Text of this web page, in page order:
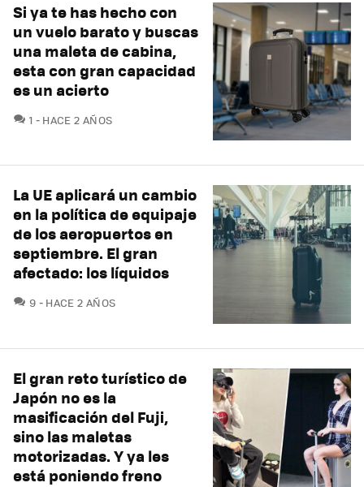
Si ya te has hecho con
un vuelo barato y buscas
una maleta de cabina,
esta con gran capacidad
es un acierto
1 COMENTARIOS
HACE 2 AÑOS
La UE aplicará un cambio
en la política de equipaje
de los aeropuertos en
septiembre. El gran
afectado: los líquidos
9 COMENTARIOS
HACE 2 AÑOS
El gran reto turístico de
Japón no es la
masificación del Fuji,
sino las maletas
motorizadas. Y ya les
está poniendo freno